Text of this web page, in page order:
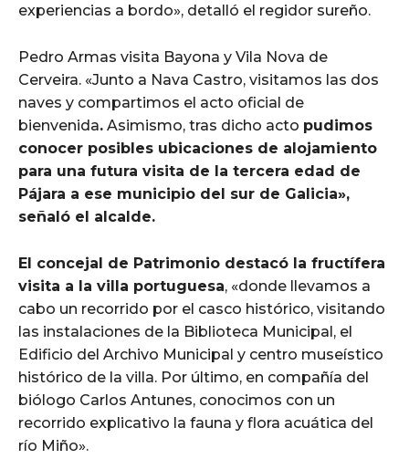
experiencias a bordo», detalló el regidor sureño.
Pedro Armas visita Bayona y Vila Nova de
Cerveira. «Junto a Nava Castro, visitamos las dos
naves y compartimos el acto oficial de
bienvenida. Asimismo, tras dicho acto pudimos
conocer posibles ubicaciones de alojamiento
para una futura visita de la tercera edad de
Pájara a ese municipio del sur de Galicia»,
señaló el alcalde.
El concejal de Patrimonio destacó la fructífera
visita a la villa portuguesa, «donde llevamos a
cabo un recorrido por el casco histórico, visitando
las instalaciones de la Biblioteca Municipal, el
Edificio del Archivo Municipal y centro museístico
histórico de la villa. Por último, en compañía del
biólogo Carlos Antunes, conocimos con un
recorrido explicativo la fauna y flora acuática del
río Miño».